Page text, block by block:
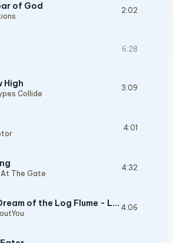
of God 2:02
6:28
High
Collide
3:09
4:01
The Gate
4:32
Fox's Dream of the Log Flume - Live 4:06